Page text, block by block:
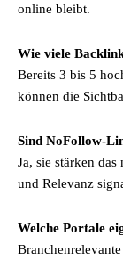
online bleibt.
Wie viele
Bereits 3 bis 5
können die
Sind NoFollow-
Ja, sie stärken
und Relevanz
Welche Portale